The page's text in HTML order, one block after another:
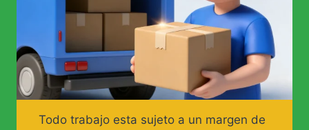
Todo trabajo esta sujeto a un margen de